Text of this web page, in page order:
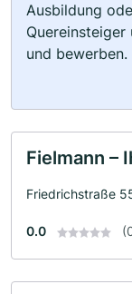
Ausbildung
und bewerben.
Fielmann –
Friedrichstraße
0.0